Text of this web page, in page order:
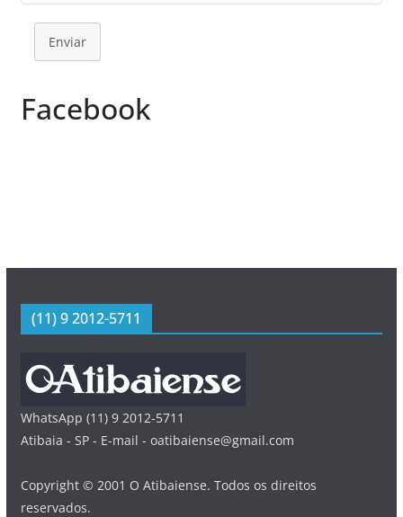
Enviar
Facebook
(11) 9 2012-5711
WhatsApp (11) 9 2012-5711
Atibaia - SP - E-mail - oatibaiense@gmail.com
Copyright © 2001 O Atibaiense. Todos os direitos
reservados.